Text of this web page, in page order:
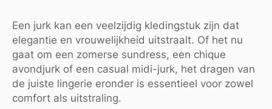
Een jurk kan een veelzijdig kledingstuk zijn dat
elegantie en vrouwelijkheid uitstraalt. Of het nu
gaat om een zomerse sundress, een chique
avondjurk of een casual midi-jurk, het dragen van
de juiste lingerie eronder is essentieel voor zowel
comfort als uitstraling.